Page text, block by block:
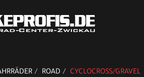
ROAD CYCLOCROSS/GRAVEL